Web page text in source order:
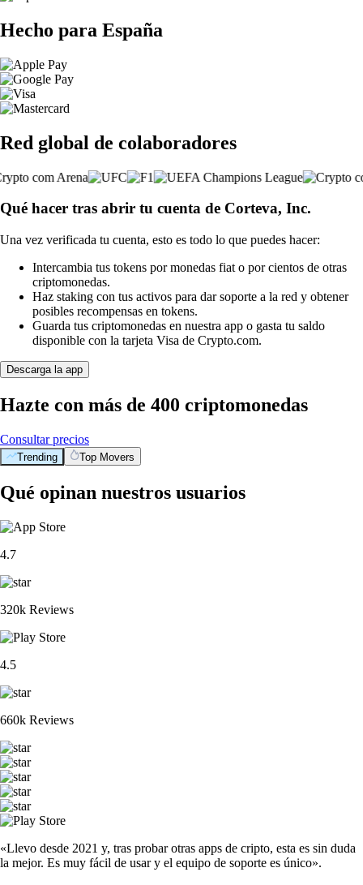
Hecho para España
Red global de colaboradores
Qué hacer tras abrir tu cuenta de Corteva, Inc.
Una vez verificada tu cuenta, esto es todo lo que puedes hacer:
Intercambia tus tokens por monedas fiat o por cientos de otras
criptomonedas.
Haz staking con tus activos para dar soporte a la red y obtener
posibles recompensas en tokens.
Guarda tus criptomonedas en nuestra app o gasta tu saldo
disponible con la tarjeta Visa de Crypto.com.
Descarga la app
Hazte con más de 400 criptomonedas
Consultar precios
Trending Top Movers
Qué opinan nuestros usuarios
4.7
320k Reviews
4.5
660k Reviews
«Llevo desde 2021 y, tras probar otras apps de cripto, esta es sin duda
la mejor. Es muy fácil de usar y el equipo de soporte es único».